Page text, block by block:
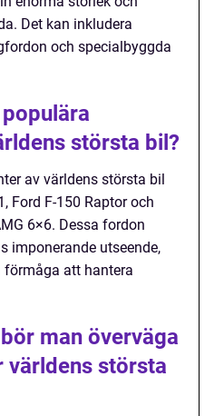
Det kan inkludera
och specialbyggda
största bil?
av världens största bil
Ford F-150 Raptor och
6×6. Dessa fordon
imponerande utseende,
att hantera
man överväga
världens största